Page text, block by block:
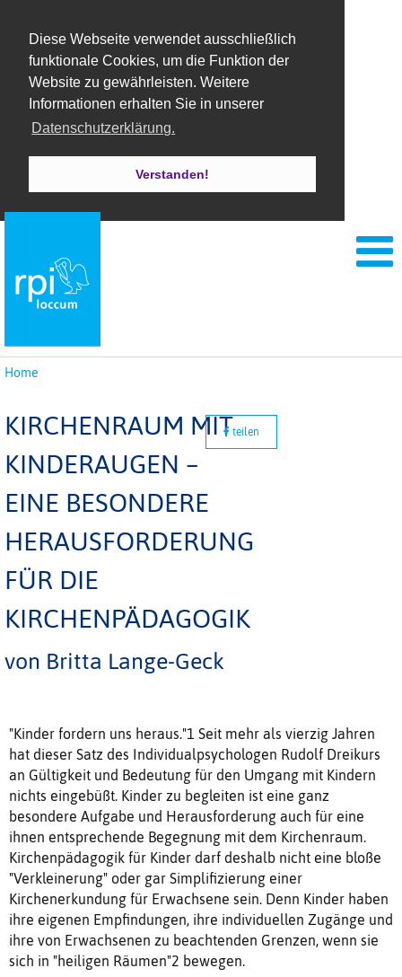
Diese Webseite verwendet ausschließlich
funktionale Cookies, um die Funktion der
Website zu gewährleisten. Weitere
Informationen erhalten Sie in unserer
Datenschutzerklärung.
Verstanden!
Home
KIRCHENRAUM MIT
KINDERAUGEN –
EINE BESONDERE
HERAUSFORDERUNG
FÜR DIE
KIRCHENPÄDAGOGIK
teilen
von Britta Lange-Geck
"Kinder fordern uns heraus."1 Seit mehr als vierzig Jahren
hat dieser Satz des Individualpsychologen Rudolf Dreikurs
an Gültigkeit und Bedeutung für den Umgang mit Kindern
nichts eingebüßt. Kinder zu begleiten ist eine ganz
besondere Aufgabe und Herausforderung auch für eine
ihnen entsprechende Begegnung mit dem Kirchenraum.
Kirchenpädagogik für Kinder darf deshalb nicht eine bloße
"Verkleinerung" oder gar Simplifizierung einer
Kirchenerkundung für Erwachsene sein. Denn Kinder haben
ihre eigenen Empfindungen, ihre individuellen Zugänge und
ihre von Erwachsenen zu beachtenden Grenzen, wenn sie
sich in "heiligen Räumen"2 bewegen.